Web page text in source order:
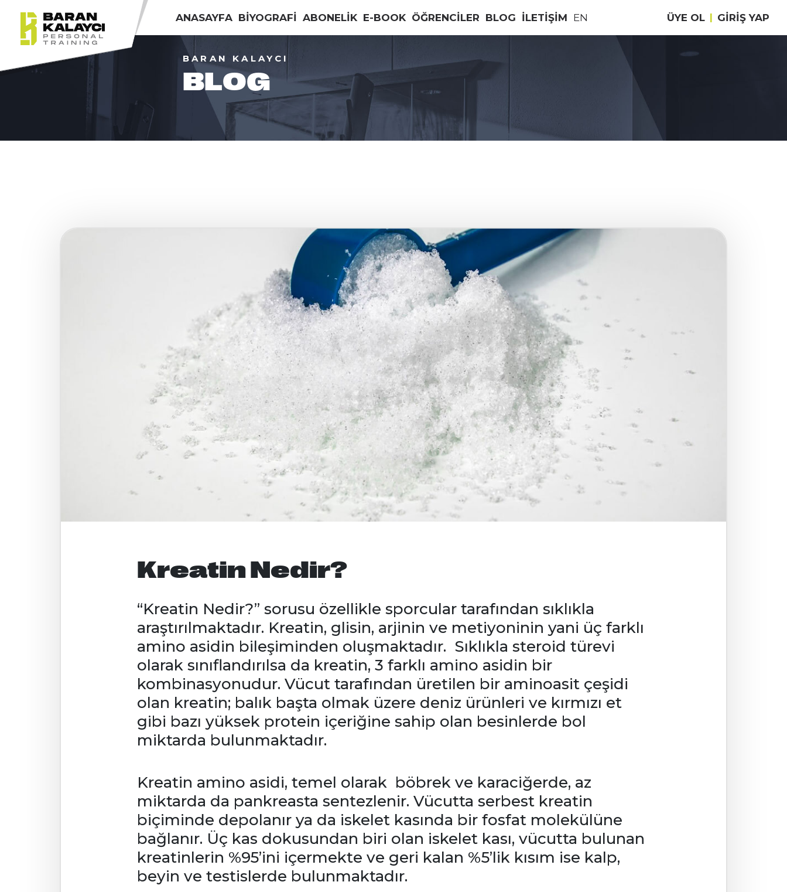
ANASAYFA BİYOGRAFİ ABONELİK E-BOOK ÖĞRENCİLER BLOG İLETİŞİM EN ÜYE OL | GIRIŞ YAP
BARAN KALAYCI
BLOG
Kreatin Nedir?
“Kreatin Nedir?” sorusu özellikle sporcular tarafından sıklıkla
araştırılmaktadır. Kreatin, glisin, arjinin ve metiyoninin yani üç farklı
amino asidin bileşiminden oluşmaktadır. Sıklıkla steroid türevi
olarak sınıflandırılsa da kreatin, 3 farklı amino asidin bir
kombinasyonudur. Vücut tarafından üretilen bir aminoasit çeşidi
olan kreatin; balık başta olmak üzere deniz ürünleri ve kırmızı et
gibi bazı yüksek protein içeriğine sahip olan besinlerde bol
miktarda bulunmaktadır.
Kreatin amino asidi, temel olarak böbrek ve karaciğerde, az
miktarda da pankreasta sentezlenir. Vücutta serbest kreatin
biçiminde depolanır ya da iskelet kasında bir fosfat molekülüne
bağlanır. Üç kas dokusundan biri olan iskelet kası, vücutta bulunan
kreatinlerin %95’ini içermekte ve geri kalan %5’lik kısım ise kalp,
beyin ve testislerde bulunmaktadır.